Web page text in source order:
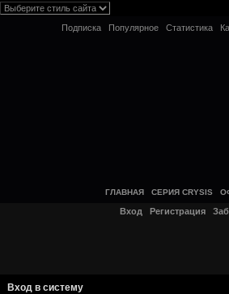
Подписка Популярное Статистика
ГЛАВНАЯ СЕРИЯ CRYSIS
Вход Регистрация
Вход в систему